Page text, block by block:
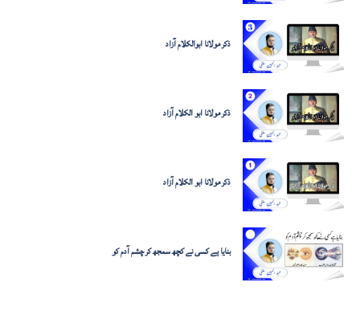
ذکر مولانا ابوالکلام آزاد
ذکر مولانا ابو الکلام آزاد
ذکر مولانا ابو الکلام آزاد
بنایا ہے کسی نے کچھ سمجھ کر چشم آدم کو